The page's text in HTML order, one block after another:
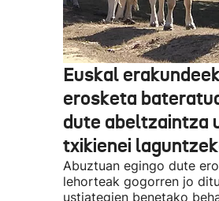
Euskal
erosketa
dute abeltzaintza
txikienei
Abuztuan egingo dute
lehorteak gogorren jo
ustiategien benetako